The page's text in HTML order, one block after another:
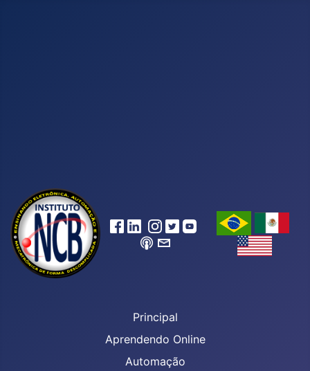
Principal
Aprendendo Online
Automação